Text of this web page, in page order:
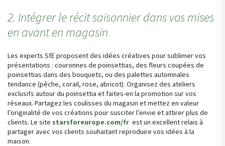
2. Intégrer le récit saisonnier dans vos mises
en avant en magasin
Les experts SfE proposent des idées créatives pour sublimer vos
présentations : couronnes de poinsettias, des fleurs coupées de
poinsettias dans des bouquets, ou des palettes automnales
tendance (pêche, corail, rose, abricot). Organisez des ateliers
exclusifs autour du poinsettia et faites-en la promotion sur vos
réseaux. Partagez les coulisses du magasin et mettez en valeur
l’originalité de vos créations pour susciter l’envie et attirer plus de
clients. Le site starsforeurope.com/fr est un excellent relais à
partager avec vos clients souhaitant reproduire vos idées à la
maison.